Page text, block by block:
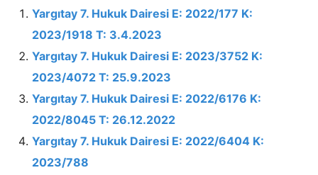
Yargıtay 7. Hukuk Dairesi E: 2022/177 K:
2023/1918 T: 3.4.2023
Yargıtay 7. Hukuk Dairesi E: 2023/3752 K:
2023/4072 T: 25.9.2023
Yargıtay 7. Hukuk Dairesi E: 2022/6176 K:
2022/8045 T: 26.12.2022
Yargıtay 7. Hukuk Dairesi E: 2022/6404 K:
2023/788